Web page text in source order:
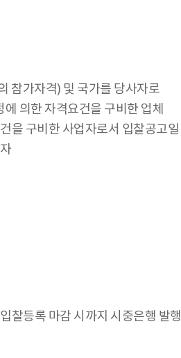
참가자격) 및 국가를 당사자로
의한 자격요건을 구비한 업체
을 구비한 사업자로서 입찰공고일
찰등록 마감 시까지 시중은행 발행